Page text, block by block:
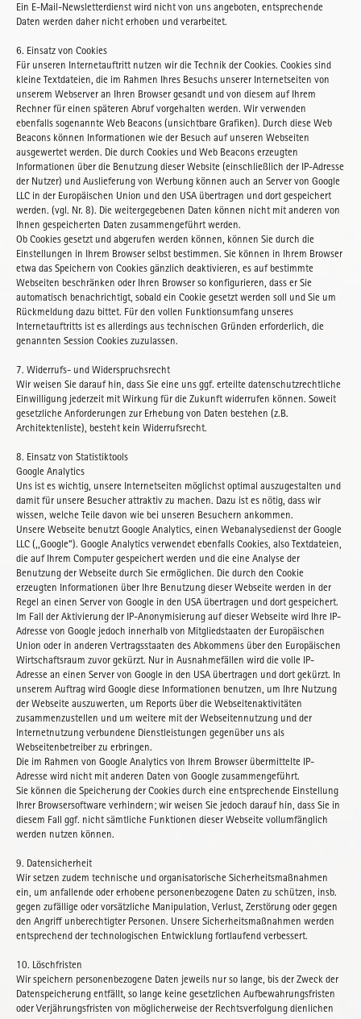
Ein E-Mail-Newsletterdienst wird nicht von uns angeboten, entsprechende
Daten werden daher nicht erhoben und verarbeitet.
6. Einsatz von Cookies
Für unseren Internetauftritt nutzen wir die Technik der Cookies. Cookies sind
kleine Textdateien, die im Rahmen Ihres Besuchs unserer Internetseiten von
unserem Webserver an Ihren Browser gesandt und von diesem auf Ihrem
Rechner für einen späteren Abruf vorgehalten werden. Wir verwenden
ebenfalls sogenannte Web Beacons (unsichtbare Grafiken). Durch diese Web
Beacons können Informationen wie der Besuch auf unseren Webseiten
ausgewertet werden. Die durch Cookies und Web Beacons erzeugten
Informationen über die Benutzung dieser Website (einschließlich der IP-Adresse
der Nutzer) und Auslieferung von Werbung können auch an Server von Google
LLC in der Europäischen Union und den USA übertragen und dort gespeichert
werden. (vgl. Nr. 8). Die weitergegebenen Daten können nicht mit anderen von
Ihnen gespeicherten Daten zusammengeführt werden.
Ob Cookies gesetzt und abgerufen werden können, können Sie durch die
Einstellungen in Ihrem Browser selbst bestimmen. Sie können in Ihrem Browser
etwa das Speichern von Cookies gänzlich deaktivieren, es auf bestimmte
Webseiten beschränken oder Ihren Browser so konfigurieren, dass er Sie
automatisch benachrichtigt, sobald ein Cookie gesetzt werden soll und Sie um
Rückmeldung dazu bittet. Für den vollen Funktionsumfang unseres
Internetauftritts ist es allerdings aus technischen Gründen erforderlich, die
genannten Session Cookies zuzulassen.
7. Widerrufs- und Widerspruchsrecht
Wir weisen Sie darauf hin, dass Sie eine uns ggf. erteilte datenschutzrechtliche
Einwilligung jederzeit mit Wirkung für die Zukunft widerrufen können. Soweit
gesetzliche Anforderungen zur Erhebung von Daten bestehen (z.B.
Architektenliste), besteht kein Widerrufsrecht.
8. Einsatz von Statistiktools
Google Analytics
Uns ist es wichtig, unsere Internetseiten möglichst optimal auszugestalten und
damit für unsere Besucher attraktiv zu machen. Dazu ist es nötig, dass wir
wissen, welche Teile davon wie bei unseren Besuchern ankommen.
Unsere Webseite benutzt Google Analytics, einen Webanalysedienst der Google
LLC (,,Google“). Google Analytics verwendet ebenfalls Cookies, also Textdateien,
die auf Ihrem Computer gespeichert werden und die eine Analyse der
Benutzung der Webseite durch Sie ermöglichen. Die durch den Cookie
erzeugten Informationen über Ihre Benutzung dieser Webseite werden in der
Regel an einen Server von Google in den USA übertragen und dort gespeichert.
Im Fall der Aktivierung der IP-Anonymisierung auf dieser Webseite wird Ihre IP-
Adresse von Google jedoch innerhalb von Mitgliedstaaten der Europäischen
Union oder in anderen Vertragsstaaten des Abkommens über den Europäischen
Wirtschaftsraum zuvor gekürzt. Nur in Ausnahmefällen wird die volle IP-
Adresse an einen Server von Google in den USA übertragen und dort gekürzt. In
unserem Auftrag wird Google diese Informationen benutzen, um Ihre Nutzung
der Webseite auszuwerten, um Reports über die Webseitenaktivitäten
zusammenzustellen und um weitere mit der Webseitennutzung und der
Internetnutzung verbundene Dienstleistungen gegenüber uns als
Webseitenbetreiber zu erbringen.
Die im Rahmen von Google Analytics von Ihrem Browser übermittelte IP-
Adresse wird nicht mit anderen Daten von Google zusammengeführt.
Sie können die Speicherung der Cookies durch eine entsprechende Einstellung
Ihrer Browsersoftware verhindern; wir weisen Sie jedoch darauf hin, dass Sie in
diesem Fall ggf. nicht sämtliche Funktionen dieser Webseite vollumfänglich
werden nutzen können.
9. Datensicherheit
Wir setzen zudem technische und organisatorische Sicherheitsmaßnahmen
ein, um anfallende oder erhobene personenbezogene Daten zu schützen, insb.
gegen zufällige oder vorsätzliche Manipulation, Verlust, Zerstörung oder gegen
den Angriff unberechtigter Personen. Unsere Sicherheitsmaßnahmen werden
entsprechend der technologischen Entwicklung fortlaufend verbessert.
10. Löschfristen
Wir speichern personenbezogene Daten jeweils nur so lange, bis der Zweck der
Datenspeicherung entfällt, so lange keine gesetzlichen Aufbewahrungsfristen
oder Verjährungsfristen von möglicherweise der Rechtsverfolgung dienlichen